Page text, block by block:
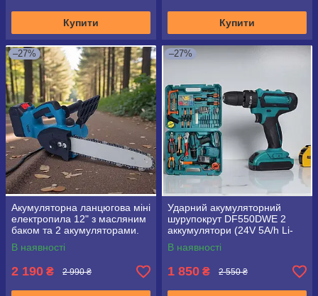
Купити Купити
–27%
Акумуляторна ланцюгова міні
електропила 12" з масляним
баком та 2 акумуляторами.
Гілкоріз для догляду за
садом
В наявності
2 190 ₴ 2 990 ₴
–27%
Ударний акумуляторний
шурупокрут DF550DWE 2
аккумулятори (24V 5A/h Li-
Ion) з великим набором
інструментів
В наявності
1 850 ₴ 2 550 ₴